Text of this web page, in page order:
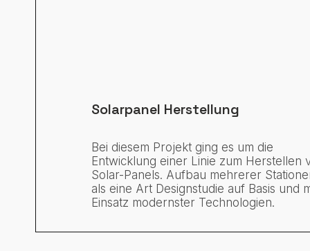
Solarpanel Herstellung
Bei diesem Projekt ging es um die
Entwicklung einer Linie zum Herstellen
Solar-Panels. Aufbau mehrerer
als eine Art Designstudie auf Basis und
Einsatz modernster Technologien.